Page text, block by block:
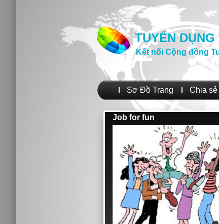
TUYỂN
Kết nối Cộng đồng
Sơ Đồ Trang Chia
Job for fun